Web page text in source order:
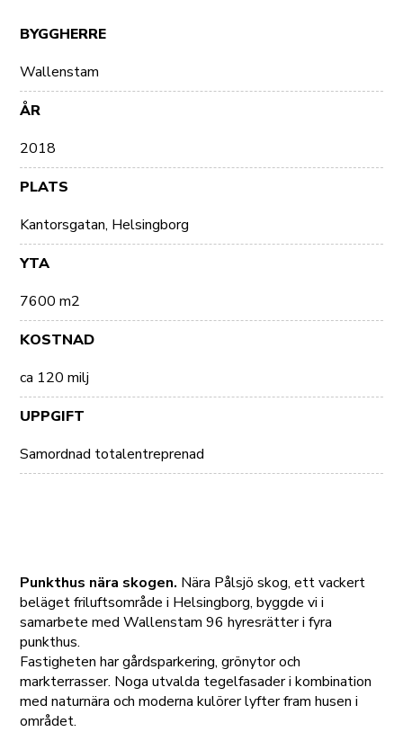
BYGGHERRE
Wallenstam
ÅR
2018
PLATS
Kantorsgatan, Helsingborg
YTA
7600 m2
KOSTNAD
ca 120 milj
UPPGIFT
Samordnad totalentreprenad
Punkthus nära skogen. Nära Pålsjö skog, ett vackert
beläget friluftsområde i Helsingborg, byggde vi i
samarbete med Wallenstam 96 hyresrätter i fyra
punkthus.
Fastigheten har gårdsparkering, grönytor och
markterrasser. Noga utvalda tegelfasader i kombination
med naturnära och moderna kulörer lyfter fram husen i
området.